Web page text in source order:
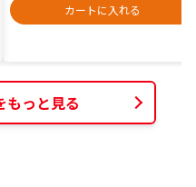
カートに入れる
もっと見る